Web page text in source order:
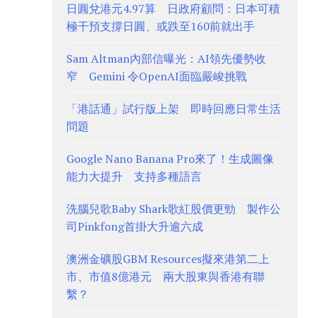
日圓兌港元4.97算 日政府顧問：日本可積
極干預支撐日圓、或跌至160前就出手
Sam Altman內部信曝光：AI領先優勢收
窄 Gemini 令OpenAI面臨嚴峻挑戰
「港話通」試行版上架 即時回應日常生活
問題
Google Nano Banana Pro來了！生成圖像
能力大提升 支持多種語言
洗腦兒歌Baby Shark歌紅股價更勁 製作公
司Pinkfong首掛大升逾六成
澳洲金礦股GBM Resources擬來港第二上
市、市值8億港元 兩大股東與香港有聯
繫？